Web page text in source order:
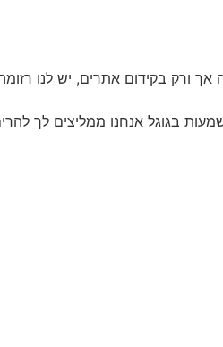
בקידום אתרים, יש לנו
אנחנו ממליצים לך להרים